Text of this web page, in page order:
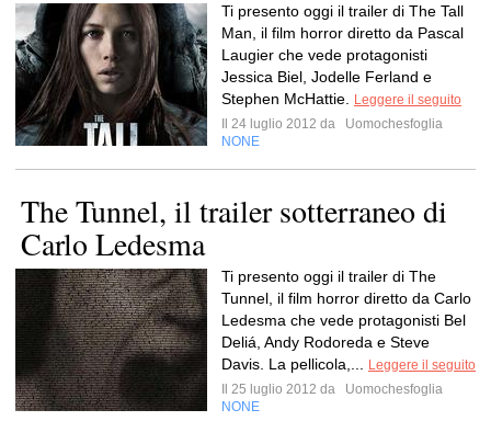
Ti presento oggi il trailer di The Tall
Man, il film horror diretto da Pascal
Laugier che vede protagonisti
Jessica Biel, Jodelle Ferland e
Stephen McHattie.
Leggere il seguito
Il 24 luglio 2012 da
Uomochesfoglia
NONE
The Tunnel, il trailer sotterraneo di
Carlo Ledesma
Ti presento oggi il trailer di The
Tunnel, il film horror diretto da Carlo
Ledesma che vede protagonisti Bel
Deliá, Andy Rodoreda e Steve
Davis. La pellicola,...
Leggere il seguito
Il 25 luglio 2012 da
Uomochesfoglia
NONE